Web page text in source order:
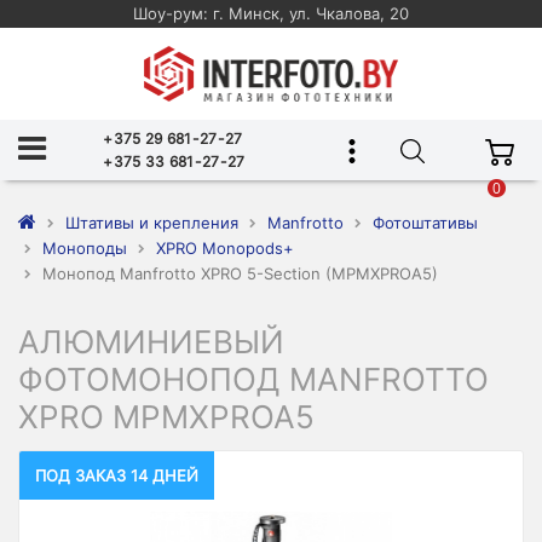
Шоу-рум: г. Минск, ул. Чкалова, 20
+375 29 681-27-27
+375 33 681-27-27
0
Штативы и крепления Manfrotto
Фотоштативы
Моноподы
XPRO Monopods+
Монопод Manfrotto XPRO 5-Section (MPMXPROA5)
АЛЮМИНИЕВЫЙ
ФОТОМОНОПОД MANFROTTO
XPRO MPMXPROA5
ПОД ЗАКАЗ 14 ДНЕЙ